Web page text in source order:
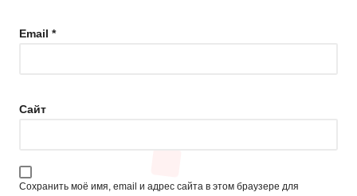
Email *
Сайт
Сохранить моё имя, email и адрес сайта в этом браузере для